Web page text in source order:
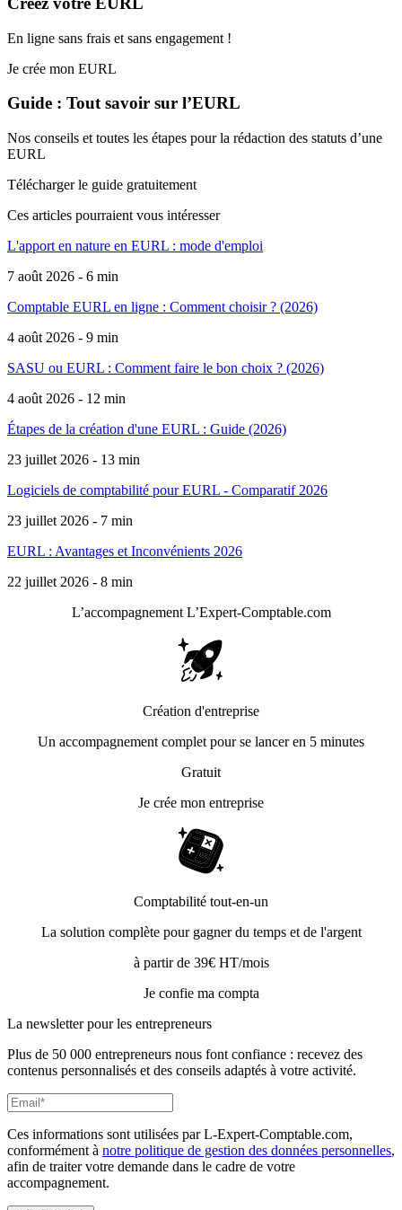
En ligne sans frais et sans engagement !
Je crée mon EURL
Guide : Tout savoir sur l’EURL
Nos conseils et toutes les étapes pour la rédaction des statuts d’une
EURL
Télécharger le guide gratuitement
Ces articles pourraient vous intéresser
L'apport en nature en EURL : mode d'emploi
7 août 2026 - 6 min
Comptable EURL en ligne : Comment choisir ? (2026)
4 août 2026 - 9 min
SASU ou EURL : Comment faire le bon choix ? (2026)
4 août 2026 - 12 min
Étapes de la création d'une EURL : Guide (2026)
23 juillet 2026 - 13 min
Logiciels de comptabilité pour EURL - Comparatif 2026
23 juillet 2026 - 7 min
EURL : Avantages et Inconvénients 2026
22 juillet 2026 - 8 min
L’accompagnement L’Expert-Comptable.com
Création d'entreprise
Un accompagnement complet pour se lancer en 5 minutes
Gratuit
Je crée mon entreprise
Comptabilité tout-en-un
La solution complète pour gagner du temps et de l'argent
à partir de 39€ HT/mois
Je confie ma compta
La newsletter pour les entrepreneurs
Plus de 50 000 entrepreneurs nous font confiance : recevez des
contenus personnalisés et des conseils adaptés à votre activité.
Ces informations sont utilisées par L-Expert-Comptable.com,
conformément à notre politique de gestion des données personnelles,
afin de traiter votre demande dans le cadre de votre
accompagnement.